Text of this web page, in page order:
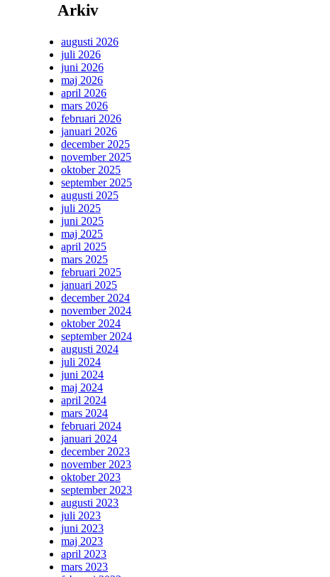
Arkiv
augusti 2026
juli 2026
juni 2026
maj 2026
april 2026
mars 2026
februari 2026
januari 2026
december 2025
november 2025
oktober 2025
september 2025
augusti 2025
juli 2025
juni 2025
maj 2025
april 2025
mars 2025
februari 2025
januari 2025
december 2024
november 2024
oktober 2024
september 2024
augusti 2024
juli 2024
juni 2024
maj 2024
april 2024
mars 2024
februari 2024
januari 2024
december 2023
november 2023
oktober 2023
september 2023
augusti 2023
juli 2023
juni 2023
maj 2023
april 2023
mars 2023